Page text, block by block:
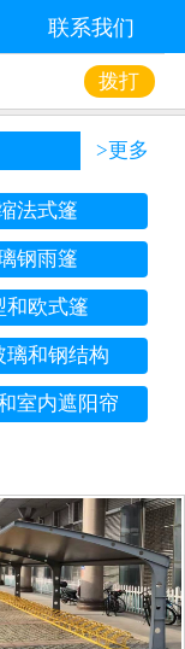
在线留言
联系我们
拨打
>更多
法式篷
钢雨篷
和欧式篷
璃和钢结构
室内遮阳帘